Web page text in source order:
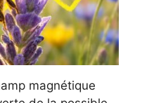
magnétique